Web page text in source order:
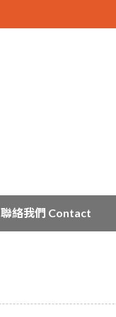
聯絡我們 Contact